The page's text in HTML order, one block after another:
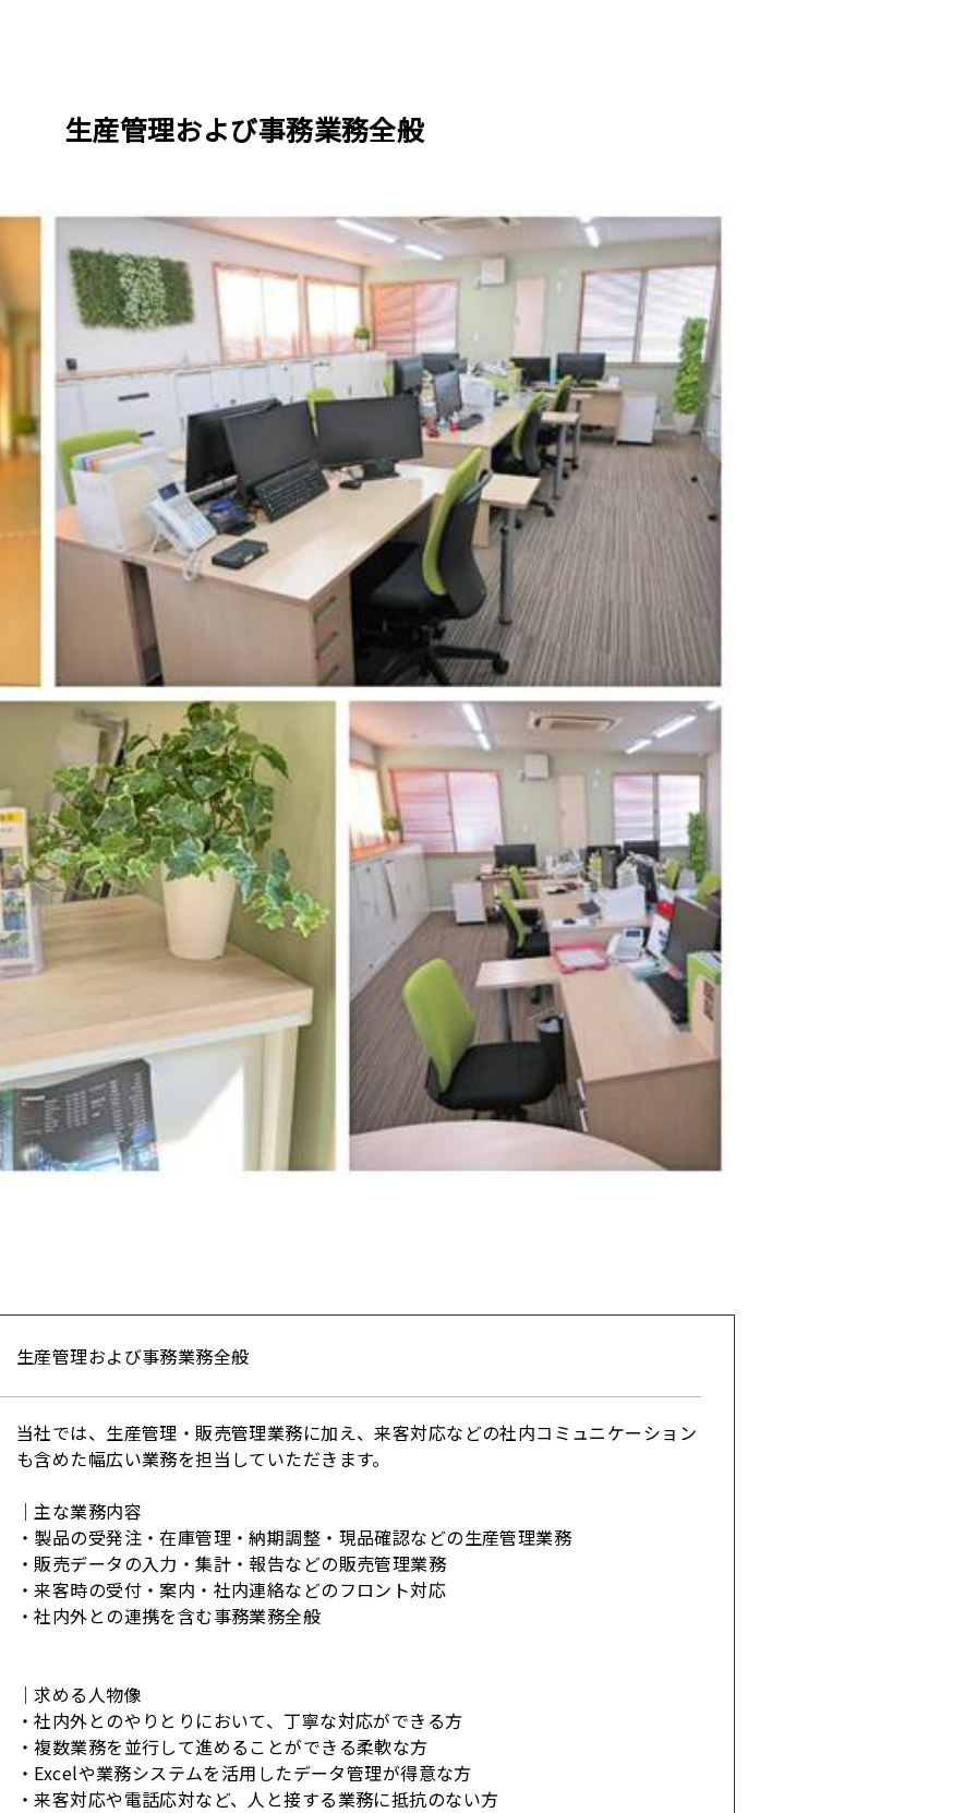
生産管理および事務業務全般
生産管理および事務業務全般
当社では、生産管理・販売管理業務に加え、来客対応などの社内コミュニケーション
も含めた幅広い業務を担当していただきます。
｜主な業務内容
・製品の受発注・在庫管理・納期調整・現品確認などの生産管理業務
・販売データの入力・集計・報告などの販売管理業務
・来客時の受付・案内・社内連絡などのフロント対応
・社内外との連携を含む事務業務全般
｜求める人物像
・社内外とのやりとりにおいて、丁寧な対応ができる方
・複数業務を並行して進めることができる柔軟な方
・Excelや業務システムを活用したデータ管理が得意な方
・来客対応や電話応対など、人と接する業務に抵抗のない方